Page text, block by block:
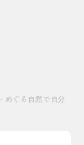
ぐる自然で自分